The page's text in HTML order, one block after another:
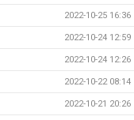
2022-10-25 16:36
2022-10-24 12:59
2022-10-24 12:26
2022-10-22 08:14
2022-10-21 20:26